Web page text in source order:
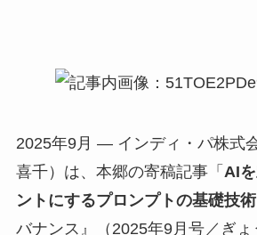
2025年9月 — インディ・パ株式
喜千）は、本郷の寄稿記事「 AI
ントにするプロンプトの基礎技術
バナンス』（2025年9月号／ぎょ